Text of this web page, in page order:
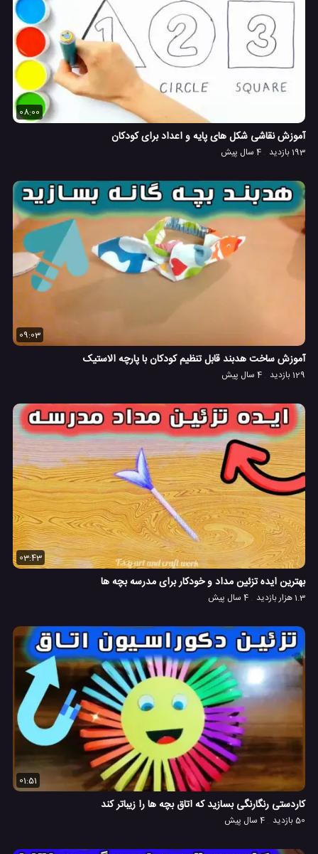
08:00
آموزش نقاشی شکل های پایه و اعداد برای کودکان
193 بازدید 4 سال پیش
09:03
آموزش ساخت هدبند قابل تنظیم کودکان با پارچه الاستیک
129 بازدید 4 سال پیش
03:43
بهترین ایده تزئین مداد و خودکار برای مدرسه بچه ها
1.3 هزار بازدید 4 سال پیش
01:51
کاردستی رنگارنگی بسازید که اتاق بچه ها را زیباتر کند
50 بازدید 4 سال پیش